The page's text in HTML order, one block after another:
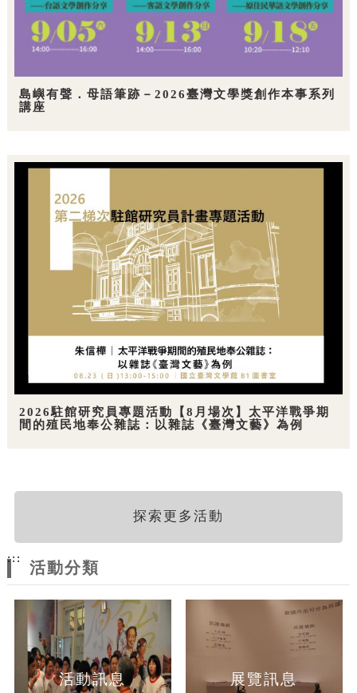
島嶼有聲．母語筆跡－2026臺灣文學獎創作本事系列
講座
2026駐館研究員專題活動【8月場次】太平洋戰爭期
間的殖民地奉公雜誌：以雜誌《臺灣文藝》為例
探索更多活動
:::
活動分類
活動訊息 展覽訊息